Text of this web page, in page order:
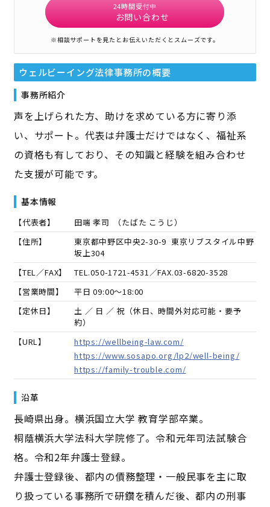
24時間受付中
お問い合わせ
※相談サポートを見たとお伝えいただくとスムーズです。
ウェルビーイング法律事務所の概要
事務所紹介
声を上げられた方、助けを求めている方に寄り添
い、サポート。代表は弁護士だけではなく、福祉系
の資格も有しており、その知識と経験を組み合わせ
た支援が可能です。
基本情報
【代表者】 田端 孝司 （たばた こうじ）
【住所】
東京都中野区中央2-30-9 東京リブスタイル中野
坂上304
【TEL／FAX】
TEL.050-1721-4531／FAX.03-6820-3528
【営業時間】
平日 09:00～18:00
【定休日】
土 ／ 日 ／ 祝（休日、時間外対応可能・要予
約）
【URL】
https://wellbeing-law.com/
https://www.sosapo.org/lp2/well-being/
https://family-trouble.com/
沿革
長崎県出身。横浜国立大学 教育学部卒業。
桐蔭横浜大学法科大学院修了。令和元年司法試験合
格。令和2年弁護士登録。
弁護士登録後、都内の債務整理・一般民事を主に取
り扱っている事務所で研鑽を積んだ後、都内の刑事